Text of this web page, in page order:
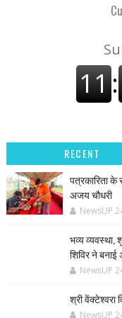
RECENT
पत्रकारिता के
अजय चौधरी
NewsUP
भव्य व्यवस्था,
शिविर ने
NewsUP
श्री वेंक्टेश्वरा
NewsUP